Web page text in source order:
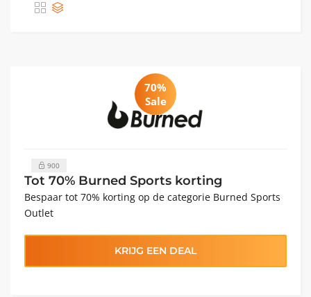
70%
Sale
900
Tot 70% Burned Sports korting
Bespaar tot 70% korting op de categorie Burned Sports
Outlet
KRIJG EEN DEAL